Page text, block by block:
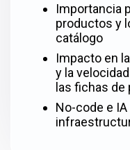
Importancia
productos y
catálogo
Impacto en
y la
las fichas
No-code e